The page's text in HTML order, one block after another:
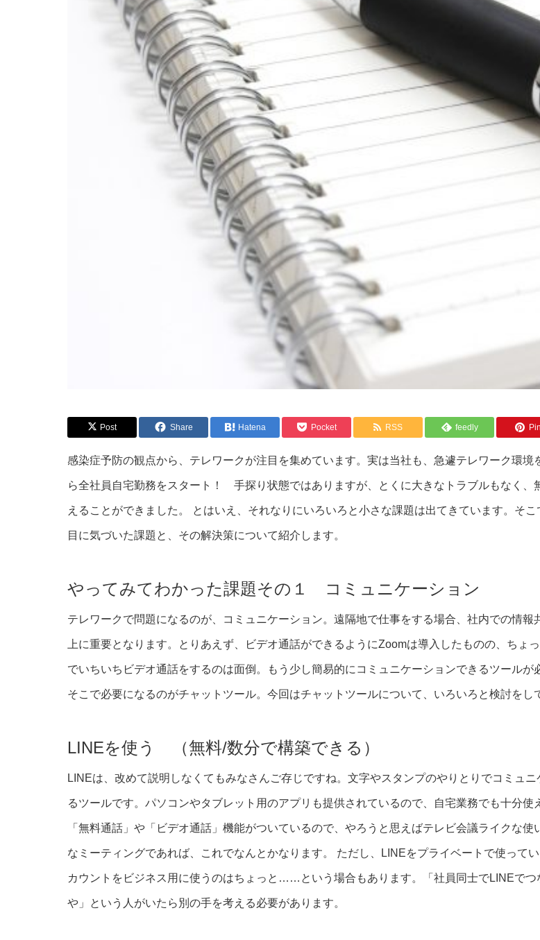
Post Share Hatena Pocket RSS feedly
感染症予防の観点から、テレワークが注目を集めています。実は当社も、急遽テレワーク環境
ら全社員自宅勤務をスタート！ 手探り状態ではありますが、とくに大きなトラブルもなく、
えることができました。 とはいえ、それなりにいろいろと小さな課題は出てきています。そこ
目に気づいた課題と、その解決策について紹介します。
やってみてわかった課題その１ コミュニケーション
テレワークで問題になるのが、コミュニケーション。遠隔地で仕事をする場合、社内での情報
上に重要となります。とりあえず、ビデオ通話ができるようにZoomは導入したものの、ちょ
でいちいちビデオ通話をするのは面倒。もう少し簡易的にコミュニケーションできるツールが
そこで必要になるのがチャットツール。今回はチャットツールについて、いろいろと検討をし
LINEを使う （無料/数分で構築できる）
LINEは、改めて説明しなくてもみなさんご存じですね。文字やスタンプのやりとりでコミュニ
るツールです。パソコンやタブレット用のアプリも提供されているので、自宅業務でも十分使
「無料通話」や「ビデオ通話」機能がついているので、やろうと思えばテレビ会議ライクな使
なミーティングであれば、これでなんとかなります。 ただし、LINEをプライベートで使って
カウントをビジネス用に使うのはちょっと……という場合もあります。「社員同士でLINEでつ
や」という人がいたら別の手を考える必要があります。